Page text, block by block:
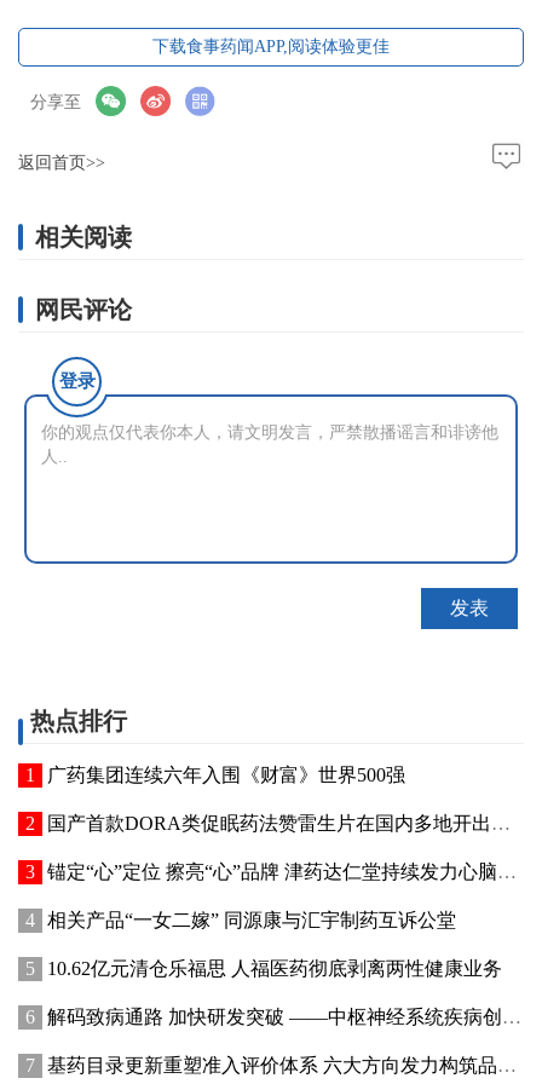
下载食事药闻APP,阅读体验更佳
分享至
返回首页>>
相关阅读
网民评论
登录
热点排行
广药集团连续六年入围《财富》世界500强
国产首款DORA类促眠药法赞雷生片在国内多地开出首张处方
锚定“心”定位 擦亮“心”品牌 津药达仁堂持续发力心脑健康赛道
相关产品“一女二嫁” 同源康与汇宇制药互诉公堂
10.62亿元清仓乐福思 人福医药彻底剥离两性健康业务
解码致病通路 加快研发突破 ——中枢神经系统疾病创新疗法前沿进展与市场洞察
基药目录更新重塑准入评价体系 六大方向发力构筑品种竞争优势